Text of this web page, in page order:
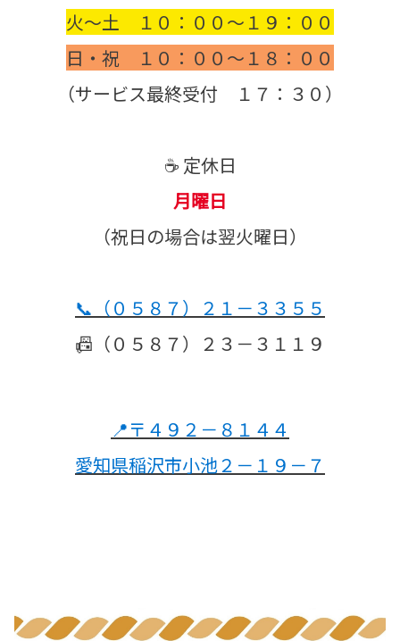
火～土 １０：００～１９：００
日・祝 １０：００～１８：００
（サービス最終受付 １７：３０）
☕ 定休日
月曜日
（祝日の場合は翌火曜日）
📞 （０５８７）２１－３３５５
📠（０５８７）２３－３１１９
📍〒４９２－８１４４
愛知県稲沢市小池２－１９－７